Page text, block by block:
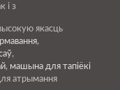
і з
якасць
,
,
, машына для тапіёкі
атрымання